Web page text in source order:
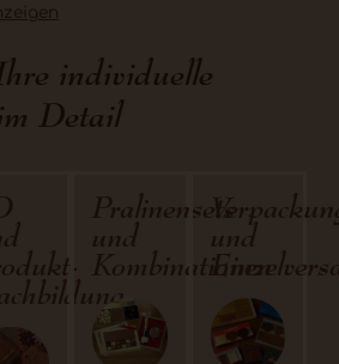
rau und kann später,
unterzeichnet werden.
der Produkt-
geladen werden
individuelle
Detail
Pralinensets
und
Kombinationen
und